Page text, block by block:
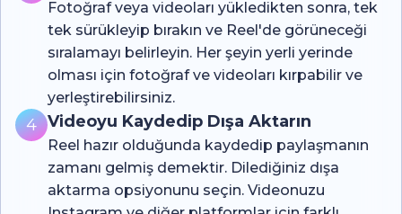
Fotoğraf veya videoları yükledikten sonra, tek
tek sürükleyip bırakın ve Reel'de görüneceği
sıralamayı belirleyin. Her şeyin yerli yerinde
olması için fotoğraf ve videoları kırpabilir ve
yerleştirebilirsiniz.
4 Videoyu Kaydedip Dışa Aktarın
Reel hazır olduğunda kaydedip paylaşmanın
zamanı gelmiş demektir. Dilediğiniz dışa
aktarma opsiyonunu seçin. Videonuzu